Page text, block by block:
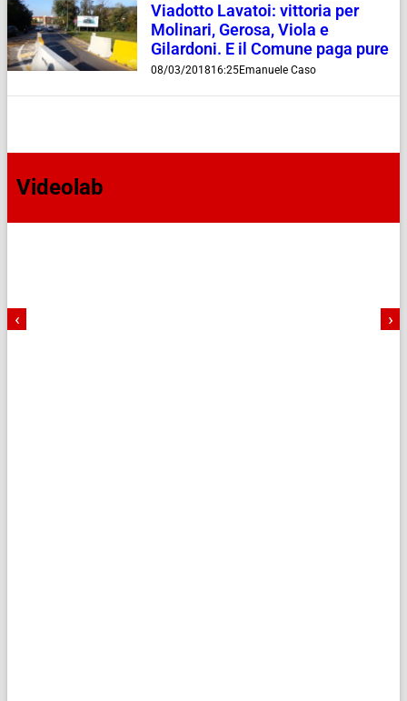
Viadotto Lavatoi: vittoria per
Molinari, Gerosa, Viola e
Gilardoni. E il Comune paga pure
08/03/201816:25Emanuele Caso
Videolab
‹ ›